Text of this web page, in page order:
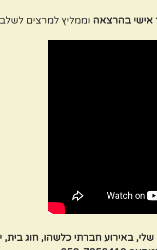
אישי בהרצאה וממליץ למרצים
באירוע חברתי כלשהו, חוג